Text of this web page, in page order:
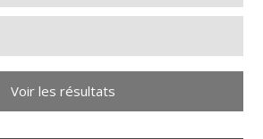
Voir les résultats